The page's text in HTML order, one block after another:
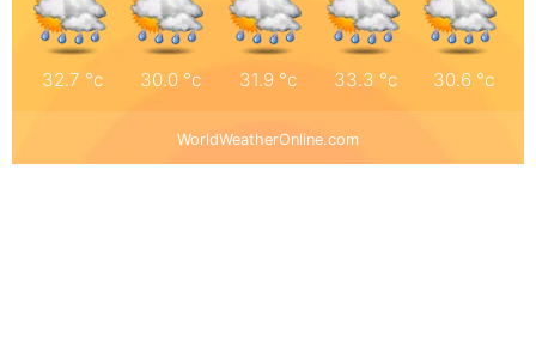
32.7 °c 30.0°c 31.9 °c 33.3 °c 30.6°c
WorldWeatherOnline.com